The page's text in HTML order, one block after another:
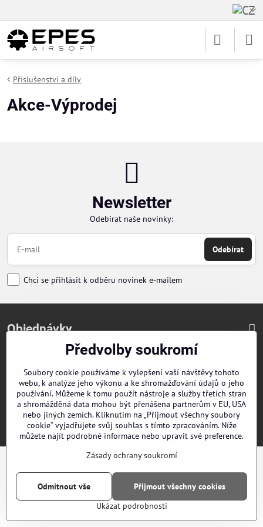
Příslušenství a díly
Akce-Výprodej
Newsletter
Odebírat naše novinky:
Odebírat
Chci se přihlásit k odběru novinek e-mailem
Objednávky
Naši distributoři
©2026CopyrightPředvolby soukromíZásady ochrany soukromí
Vytvořeno systémem:ByznysWeb.cz
Předvolby soukromí
Soubory cookie používáme k vylepšení vaší návštěvy tohoto
webu, k analýze jeho výkonu a ke shromažďování údajů o jeho
používání. Můžeme k tomu použít nástroje a služby třetích stran
a shromážděná data mohou být přenášena partnerům v EU, USA
nebo jiných zemích. Kliknutím na „Přijmout všechny soubory
cookie“ vyjadřujete svůj souhlas s tímto zpracováním. Níže
můžete najít podrobné informace nebo upravit své preference.
Zásady ochrany soukromí
Ukázat podrobnosti
Přijmout všechny cookies
Odmítnout vše